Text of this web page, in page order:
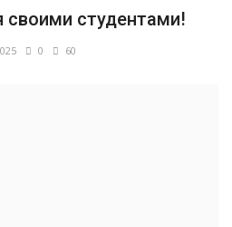
студентами!
0 60